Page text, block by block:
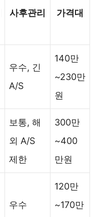
사후관리 가격대
우수, 긴
A/S
140만
~230만
원
보통, 해
외 A/S
제한
300만
~400
만원
우수
120만
~170만